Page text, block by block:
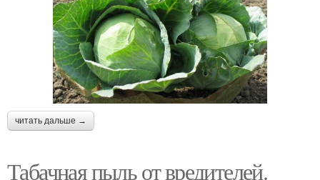
читать дальше →
Табачная пыль от вредителей.